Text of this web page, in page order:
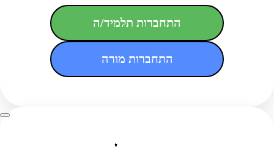
התחברות תלמיד/ה
התחברות מורה